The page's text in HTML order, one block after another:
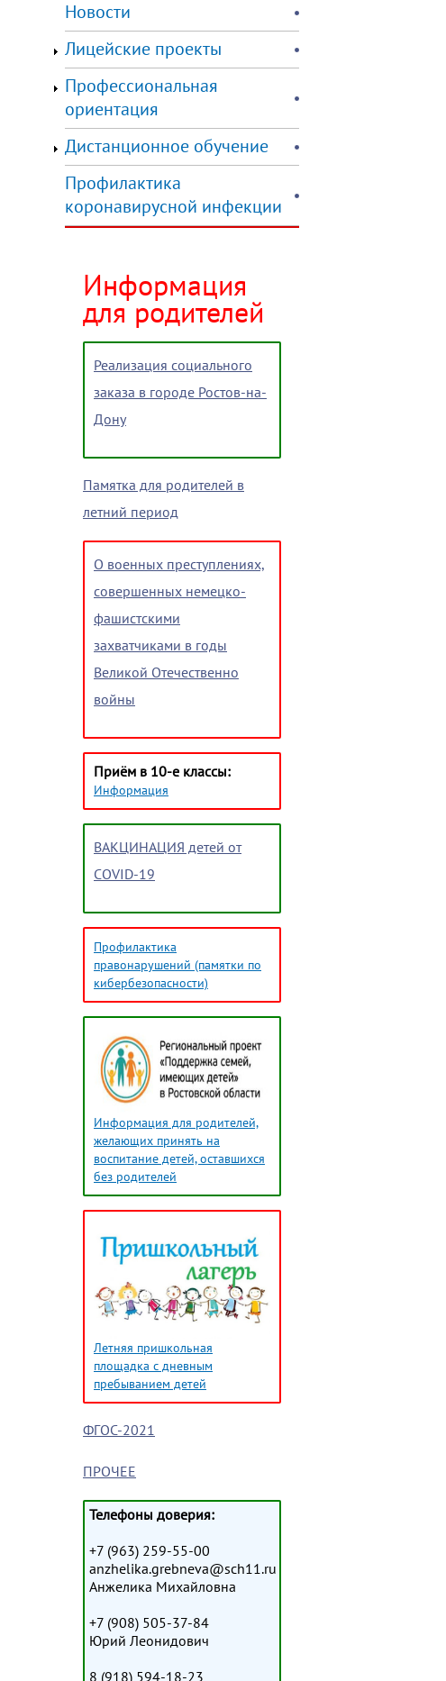
Новости
Лицейские проекты
Профессиональная
ориентация
Дистанционное обучение
Профилактика
коронавирусной инфекции
Информация
для родителей
Реализация социального
заказа в городе Ростов-на-
Дону
Памятка для родителей в
летний период
О военных преступлениях,
совершенных немецко-
фашистскими
захватчиками в годы
Великой Отечественно
войны
Приём в 10-е классы:
Информация
ВАКЦИНАЦИЯ детей от
COVID-19
Профилактика
правонарушений (памятки по
кибербезопасности)
Информация для родителей,
желающих принять на
воспитание детей, оставшихся
без родителей
Летняя пришкольная
площадка с дневным
пребыванием детей
ФГОС-2021
ПРОЧЕЕ
Телефоны доверия:
+7 (963) 259-55-00
anzhelika.grebneva@sch11.ru
Анжелика Михайловна
+7 (908) 505-37-84
Юрий Леонидович
8 (918) 594-18-23